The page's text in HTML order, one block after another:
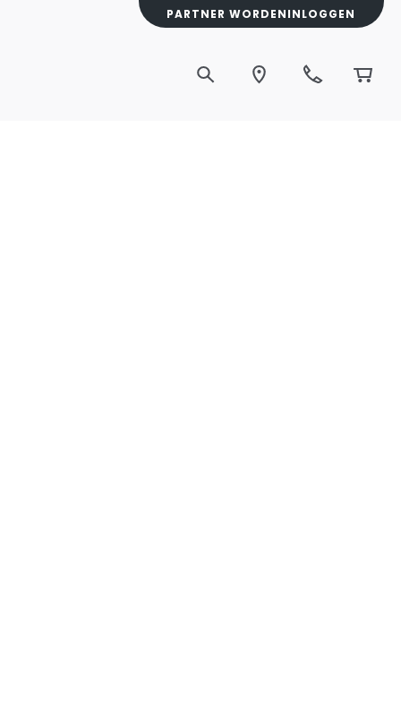
PARTNER WORDENINLOGGEN